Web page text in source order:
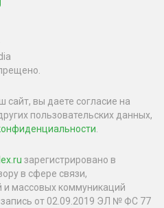
вы даете согласие на
пользовательских данных,
зарегистрировано в
в сфере связи,
массовых коммуникаций
от 02.09.2019 ЭЛ № ФС 77